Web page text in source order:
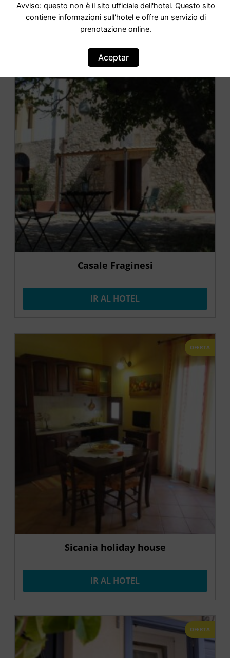
IR AL HOTEL
Casale Fraginesi
IR AL HOTEL
OFERTA
Sicania holiday house
IR AL HOTEL
OFERTA
Avviso: questo non è il sito ufficiale dell'hotel. Questo sito
contiene informazioni sull'hotel e offre un servizio di
prenotazione online.
Aceptar